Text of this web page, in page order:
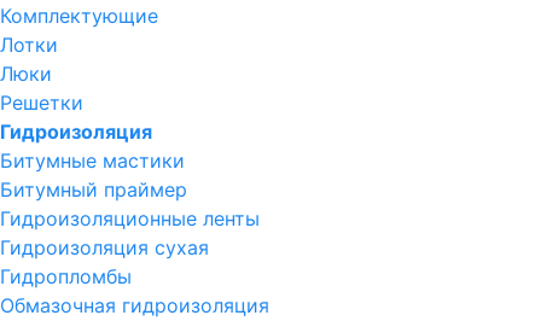
Комплектующие
Лотки
Люки
Решетки
Гидроизоляция
Битумные мастики
Битумный праймер
Гидроизоляционные ленты
Гидроизоляция сухая
Гидропломбы
Обмазочная гидроизоляция